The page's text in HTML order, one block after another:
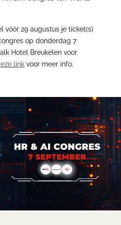
vóór 29 augustus je ticket(s)
op donderdag 7
Hotel Breukelen voor
link voor meer info.